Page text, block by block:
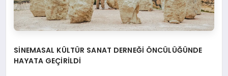
SİNEMASAL KÜLTÜR SANAT DERNEĞİ ÖNCÜLÜĞÜNDE
HAYATA GEÇİRİLDİ